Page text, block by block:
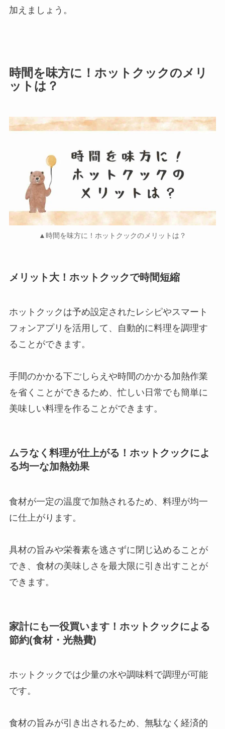
加えましょう。
時間を味方に！ホットクックのメリ
ットは？
▲時間を味方に！ホットクックのメリットは？
メリット大！ホットクックで時間短縮
ホットクックは予め設定されたレシピやスマート
フォンアプリを活用して、自動的に料理を調理す
ることができます。
手間のかかる下ごしらえや時間のかかる加熱作業
を省くことができるため、忙しい日常でも簡単に
美味しい料理を作ることができます。
ムラなく料理が仕上がる！ホットクックによ
る均一な加熱効果
食材が一定の温度で加熱されるため、料理が均一
に仕上がります。
具材の旨みや栄養素を逃さずに閉じ込めることが
でき、食材の美味しさを最大限に引き出すことが
できます。
家計にも一役買います！ホットクックによる
節約(食材・光熱費)
ホットクックでは少量の水や調味料で調理が可能
です。
食材の旨みが引き出されるため、無駄なく経済的